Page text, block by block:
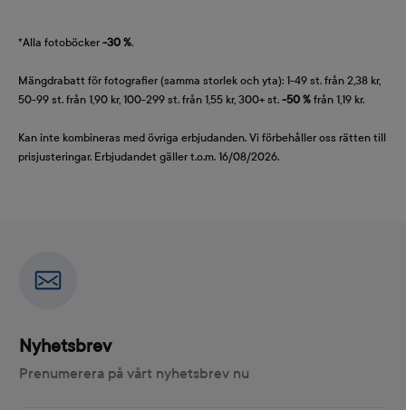
*Alla fotoböcker -30 %.
Mängdrabatt för fotografier (samma storlek och yta): 1-49 st. från 2,38 kr,
50-99 st. från 1,90 kr, 100-299 st. från 1,55 kr, 300+ st. -50 % från 1,19 kr.
Kan inte kombineras med övriga erbjudanden. Vi förbehåller oss rätten till
prisjusteringar. Erbjudandet gäller t.o.m. 16/08/2026.
Nyhetsbrev
Prenumerera på vårt nyhetsbrev nu